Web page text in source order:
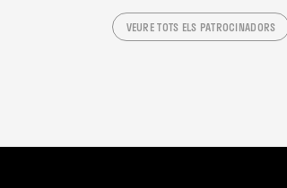
VEURE TOTS ELS PATROCINADORS